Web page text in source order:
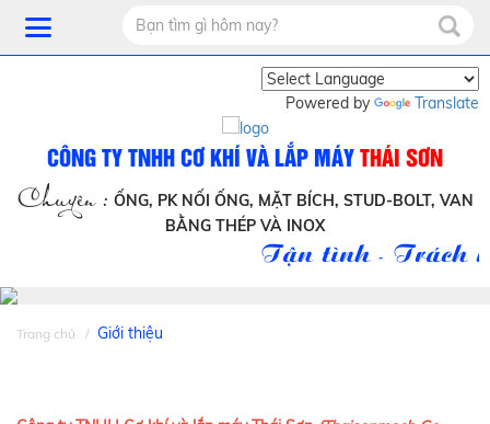
Powered by Translate
CÔNG TY TNHH CƠ KHÍ VÀ LẮP MÁYTHÁI SƠN
Chuyên : ỐNG, PK NỐI ỐNG, MẶT BÍCH, STUD-BOLT, VAN
BẰNG THÉP VÀ INOX
Tận tình - Trách
Trang chủ Giới thiệu